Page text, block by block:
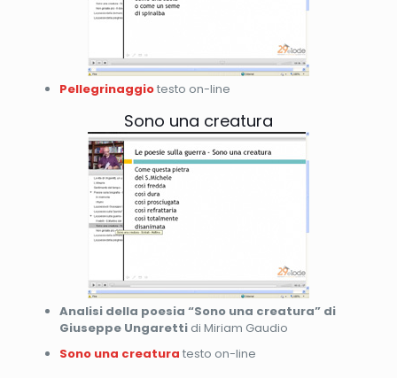
Pellegrinaggiotesto on-line
Sono una creatura
Analisi della poesia “Sono una creatura” di
Giuseppe Ungarettidi Miriam Gaudio
Sono una creatura testo on-line